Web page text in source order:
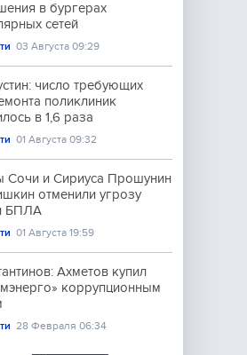
в бургерах
сетей
03 Августа 09:29
число требующих
поликлиник
в 1,6 раза
01 Августа 09:32
Сочи и Сириуса Прошунин
отменили угрозу
БПЛА
01 Августа 19:59
Ахметов купил
коррупционным
28 Февраля 06:34